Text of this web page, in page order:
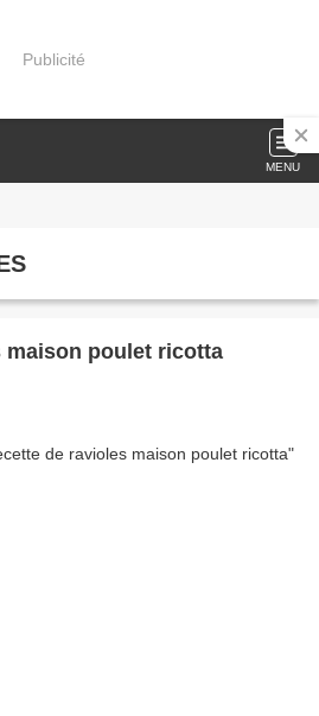
Publicité
MENU
maison poulet ricotta